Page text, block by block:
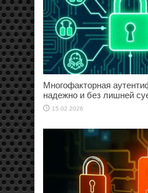
Многофакторная
надежно и без лишней
15.02.2026